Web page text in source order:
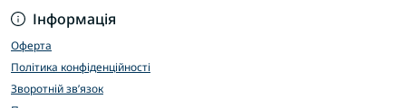
Інформація
Оферта
Політика конфіденційності
Зворотній зв’язок